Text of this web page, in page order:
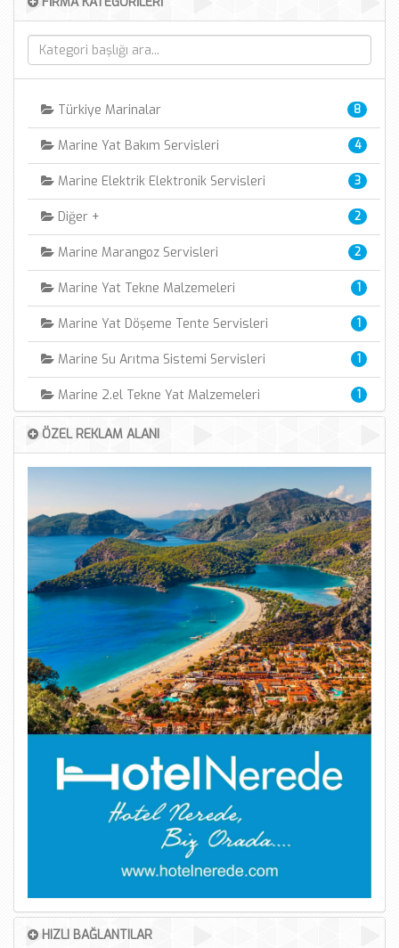
8
Türkiye Marinalar
4
Marine Yat Bakım Servisleri
3
Marine Elektrik Elektronik Servisleri
2
Diğer +
2
Marine Marangoz Servisleri
1
Marine Yat Tekne Malzemeleri
1
Marine Yat Döşeme Tente Servisleri
1
Marine Su Arıtma Sistemi Servisleri
1
Marine 2.el Tekne Yat Malzemeleri
Marine İnternet Satış Mağazası
1
Marine Otomasyon Teknolojileri
1
Marine Tekne ve Yat kiralama
ÖZEL REKLAM ALANI
HIZLI BAĞLANTILAR